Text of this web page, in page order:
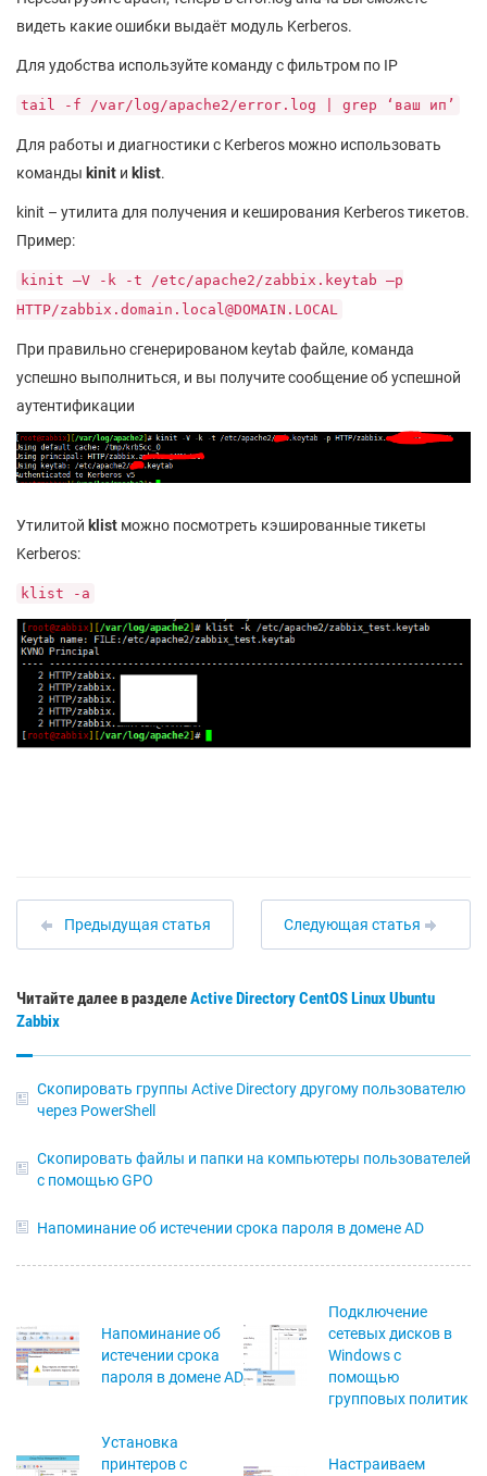
видеть какие ошибки выдаёт модуль Kerberos.
Для удобства используйте команду с фильтром по IP
tail -f /var/log/apache2/error.log | grep ‘ваш ип’
Для работы и диагностики с Kerberos можно использовать
команды kinit и klist.
kinit – утилита для получения и кеширования Kerberos тикетов.
Пример:
kinit –V -k -t /etc/apache2/zabbix.keytab –p
HTTP/zabbix.domain.local@DOMAIN.LOCAL
При правильно сгенерированом keytab файле, команда
успешно выполниться, и вы получите сообщение об успешной
аутентификации
Утилитой klist можно посмотреть кэшированные тикеты
Kerberos:
klist -a
Предыдущая статья Следующая статья
Читайте далее в разделеActive DirectoryCentOS LinuxUbuntu
Zabbix
Скопировать группы Active Directory другому пользователю
через PowerShell
Скопировать файлы и папки на компьютеры пользователей
с помощью GPO
Напоминание об истечении срока пароля в домене AD
Напоминание об
истечении срока
пароля в домене AD
Подключение
сетевых дисков в
Windows с
помощью
групповых политик
Установка
принтеров с
Настраиваем